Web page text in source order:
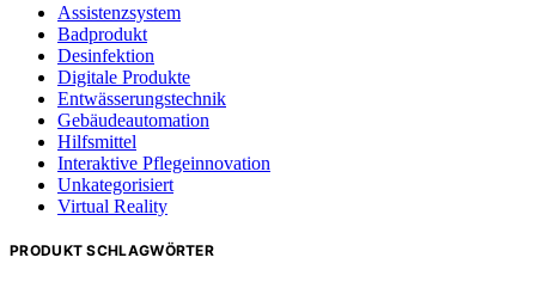
Assistenzsystem
Badprodukt
Desinfektion
Digitale Produkte
Entwässerungstechnik
Gebäudeautomation
Hilfsmittel
Interaktive Pflegeinnovation
Unkategorisiert
Virtual Reality
PRODUKT SCHLAGWÖRTER